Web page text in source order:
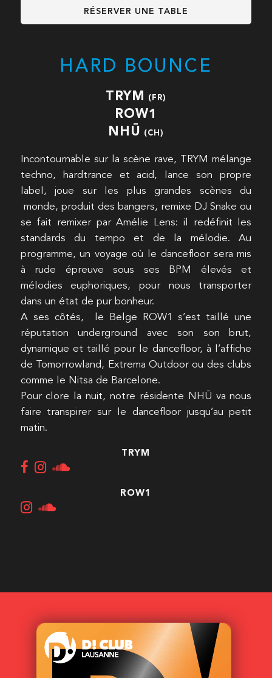
RÉSERVER UNE TABLE
HARD BOUNCE
TRYM (FR)
ROW1
NHŪ
(CH)
Incontournable sur la scène rave, TRYM mélange
techno, hardtrance et acid, lance son propre
label, joue sur les plus grandes scènes du
monde, produit des bangers, remixe DJ Snake ou
se fait remixer par Amélie Lens: il redéfinit les
standards du tempo et de la mélodie. Au
programme, un voyage où le dancefloor sera mis
à rude épreuve sous ses BPM élevés et
mélodies euphoriques, pour nous transporter
dans un état de pur bonheur.
A ses côtés, le Belge ROW1 s’est taillé une
réputation underground avec son son brut,
dynamique et taillé pour le dancefloor, à l’affiche
de Tomorrowland, Extrema Outdoor ou des clubs
comme le Nitsa de Barcelone.
Pour clore la nuit, notre résidente NHŪ va nous
faire transpirer sur le dancefloor jusqu’au petit
matin.
TRYM
ROW1